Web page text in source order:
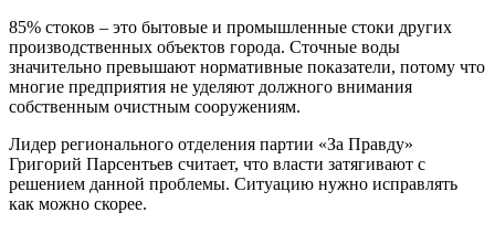
85% стоков – это бытовые и промышленные стоки других
производственных объектов города. Сточные воды
значительно превышают нормативные показатели, потому что
многие предприятия не уделяют должного внимания
собственным очистным сооружениям.
Лидер регионального отделения партии «За Правду»
Григорий Парсентьев считает, что власти затягивают с
решением данной проблемы. Ситуацию нужно исправлять
как можно скорее.